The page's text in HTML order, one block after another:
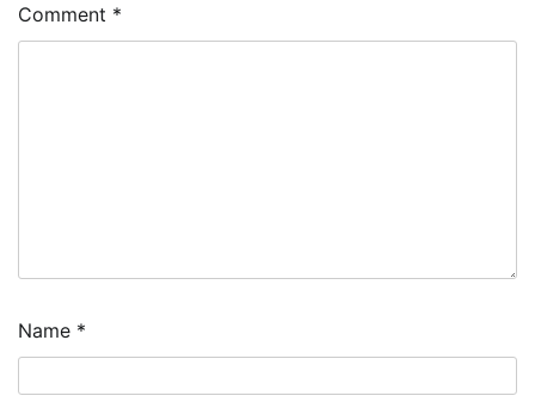
Comment *
Name *